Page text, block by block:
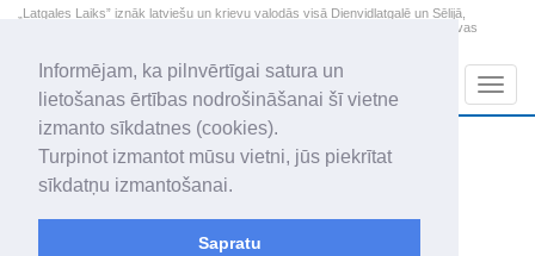
Informējam, ka pilnvērtīgai satura un
lietošanas ērtības nodrošināšanai šī vietne
izmanto sīkdatnes (cookies).
Turpinot izmantot mūsu vietni, jūs piekrītat
sīkdatņu izmantošanai.
Sapratu
„Latgales Laiks” iznāk latviešu un krievu valodās visā Dienvidlatgalē un Sēlijā,
„Latgales Laiks” latviešu valodā aptver Daugavpils valstspilsētu, Augšdaugavas
2026. gada 7. augusts
Piektdiena
Alfrēds, Fredis, Madars
+20.2